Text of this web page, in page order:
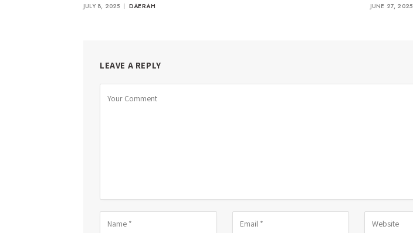
JULY 8, 2025 DAERAH JUNE 27, 2025
LEAVE A REPLY